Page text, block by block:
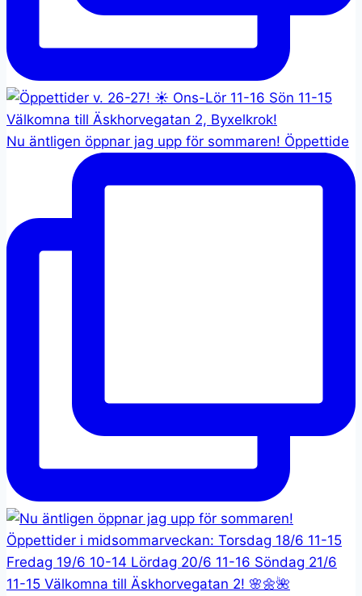
Nu äntligen öppnar jag upp för sommaren! Öppettide